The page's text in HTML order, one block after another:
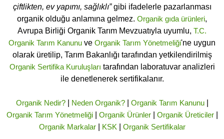
çiftlikten, ev yapımı, sağlıklı”gibi ifadelerle pazarlanması
organik olduğu anlamına gelmez. Organik gıda ürünleri,
Avrupa Birliği Organik Tarım Mevzuatıyla uyumlu, T.C.
Organik Tarım Kanunu ve Organik Tarım Yönetmeliği'ne uygun
olarak üretilip, Tarım Bakanlığı tarafından yetkilendirilmiş
Organik Sertifika Kuruluşları tarafından laboratuvar analizleri
ile denetlenerek sertifikalanır.
Organik Nedir?| Neden Organik?| Organik Tarım Kanunu|
Organik Tarım Yönetmeliği| Organik Ürünler| Organik Üreticiler|
Organik Markalar| KSK Organik Sertifikalar